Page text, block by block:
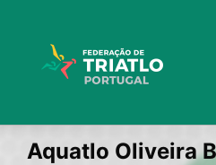
Aquatlo Oliveira